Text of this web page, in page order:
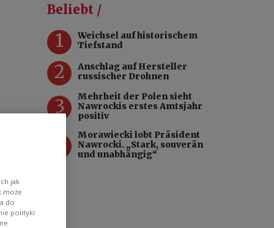
УКРАЇНСЬКА
Beliebt /
1
Weichsel auf historischem
Tiefstand
2
Anschlag auf Hersteller
russischer Drohnen
3
Mehrheit der Polen sieht
Nawrockis erstes Amtsjahr
positiv
Morawiecki lobt Präsident
Nawrocki. „Stark, souverän
und unabhängig“
jak
może
do
polityki